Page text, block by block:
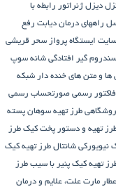
دیزل ژنراتور رابطه با
راههای درمان دیابت رفع
سایت ایستگاه پرواز سحر قریشی
سندروم گیر افتادگی شانه سوپ
و متن های خنده دار شبکه
رسمی صورتحساب رسمی
طرز تهیه سوهان پسته
تهیه و دستور پخت کیک طرز
نیویورکی شانتال طرز تهیه کیک
تهیه کیک پنیر با سیب طرز
عطار مارت علت، علایم و درمان